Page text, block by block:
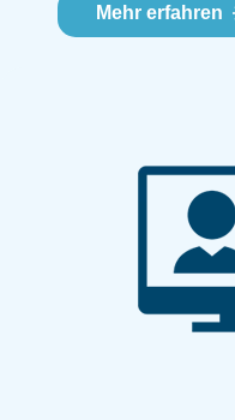
Mehr erfahren